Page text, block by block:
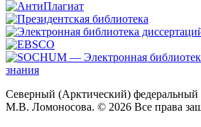
Северный (Арктический) федеральный
М.В. Ломоносова. © 2026 Все права